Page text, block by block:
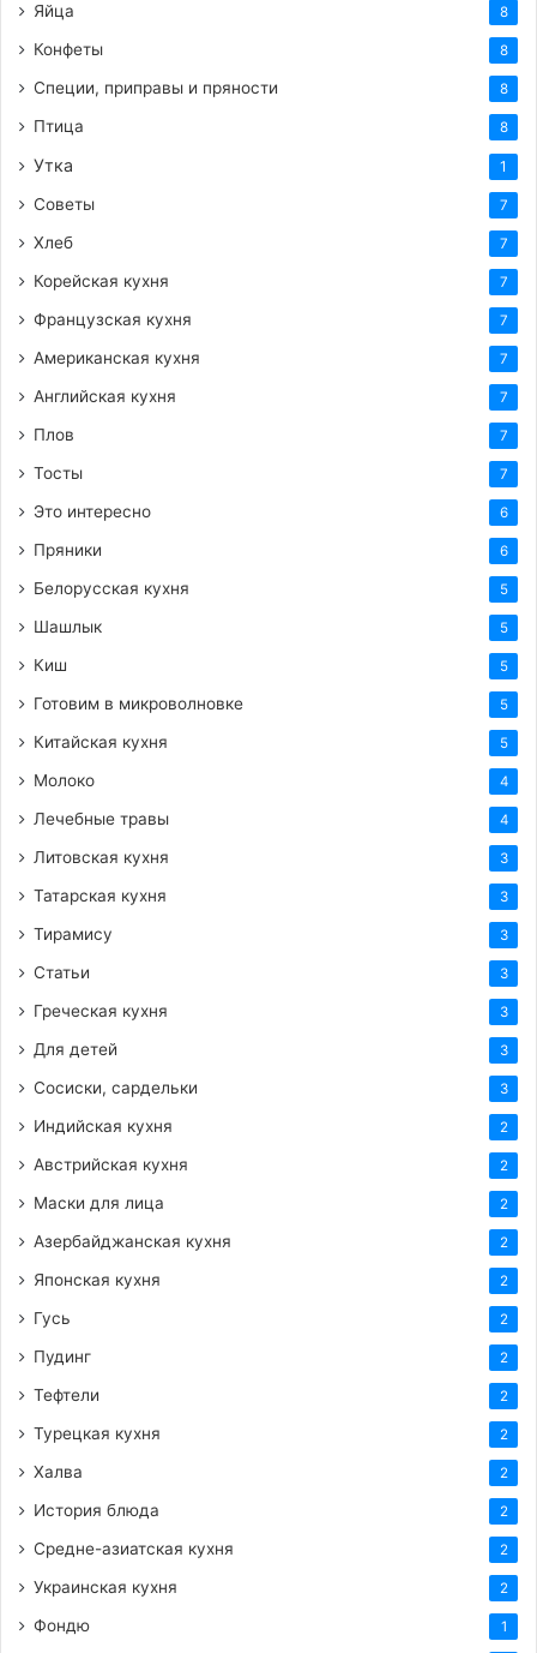
Яйца 8
Конфеты 8
Специи, приправы и пряности 8
Птица 8
Утка 1
Советы 7
Хлеб 7
Корейская кухня 7
Французская кухня 7
Американская кухня 7
Английская кухня 7
Плов 7
Тосты 7
Это интересно 6
Пряники 6
Белорусская кухня 5
Шашлык 5
Киш 5
Готовим в микроволновке 5
Китайская кухня 5
Молоко 4
Лечебные травы 4
Литовская кухня 3
Татарская кухня 3
Тирамису 3
Статьи 3
Греческая кухня 3
Для детей 3
Сосиски, сардельки 3
Индийская кухня 2
Австрийская кухня 2
Маски для лица 2
Азербайджанская кухня 2
Японская кухня 2
Гусь 2
Пудинг 2
Тефтели 2
Турецкая кухня 2
Халва 2
История блюда 2
Средне-азиатская кухня 2
Украинская кухня 2
Фондю 1